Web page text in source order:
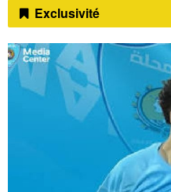
Exclusivité